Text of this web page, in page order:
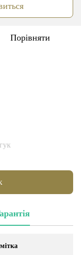
Порівняти